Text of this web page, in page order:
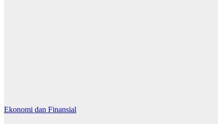
Ekonomi dan Finansial